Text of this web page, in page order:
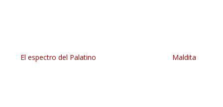
El espectro del Palatino Maldita